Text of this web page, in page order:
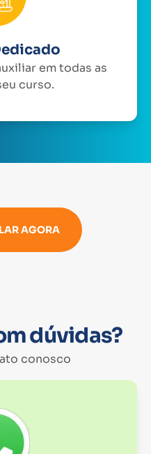
em todas as
curso.
AGORA
dúvidas?
conosco